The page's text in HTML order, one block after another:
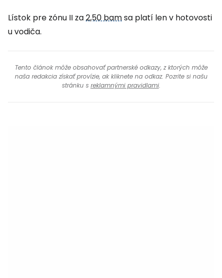
Lístok pre zónu II za2,50 bamsa platí len v hotovosti
u vodiča.
Tento článok môže obsahovať partnerské odkazy, z ktorých môže
naša redakcia získať provízie, ak kliknete na odkaz. Pozrite si našu
stránku s reklamnými pravidlami.